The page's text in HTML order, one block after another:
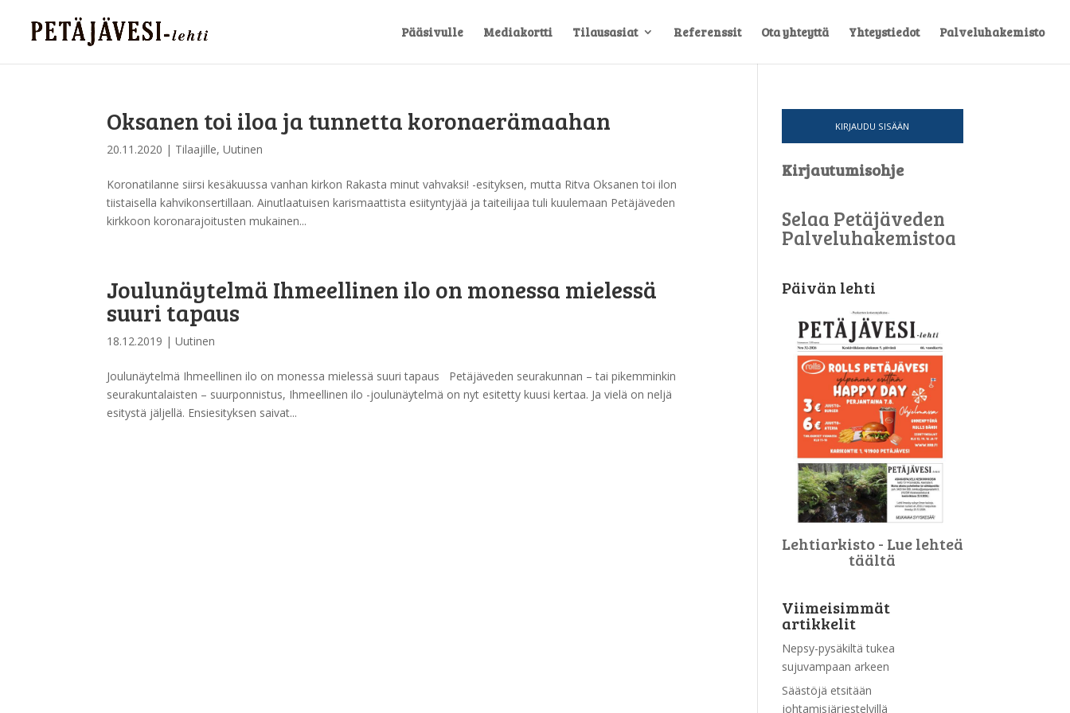
Pääsivulle Mediakortti Tilausasiat Referenssit Ota yhteyttä Yhteystiedot Palveluhakemisto
Oksanen toi iloa ja tunnetta koronaerämaahan
20.11.2020 | Tilaajille,Uutinen
Koronatilanne siirsi kesäkuussa vanhan kirkon Rakasta minut vahvaksi! -esityksen, mutta Ritva Oksanen toi ilon
tiistaisella kahvikonsertillaan. Ainutlaatuisen karismaattista esiityntyjää ja taiteilijaa tuli kuulemaan Petäjäveden
kirkkoon koronarajoitusten mukainen...
Joulunäytelmä Ihmeellinen ilo on monessa mielessä
suuri tapaus
18.12.2019 |Uutinen
Joulunäytelmä Ihmeellinen ilo on monessa mielessä suuri tapaus Petäjäveden seurakunnan – tai pikemminkin
seurakuntalaisten – suurponnistus, Ihmeellinen ilo -joulunäytelmä on nyt esitetty kuusi kertaa. Ja vielä on neljä
esitystä jäljellä. Ensiesityksen saivat...
KIRJAUDU SISÄÄN
Kirjautumisohje
Selaa Petäjäveden
Palveluhakemistoa
Päivän lehti
Lehtiarkisto - Lue lehteä
täältä
Viimeisimmät
artikkelit
Nepsy-pysäkiltä tukea
sujuvampaan arkeen
Säästöjä etsitään
johtamisjärjestelyillä